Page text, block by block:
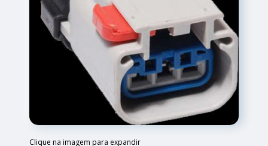
Clique na imagem para expandir